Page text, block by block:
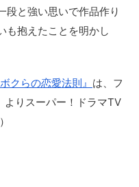
段と強い思いで作品作り
も抱えたことを明かし
クらの恋愛法則』 は、フ
よりスーパー！ドラマTV